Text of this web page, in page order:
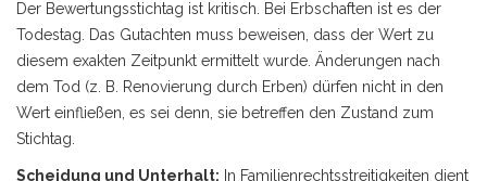
Der Bewertungsstichtag ist kritisch. Bei Erbschaften ist es der
Todestag. Das Gutachten muss beweisen, dass der Wert zu
diesem exakten Zeitpunkt ermittelt wurde. Änderungen nach
dem Tod (z. B. Renovierung durch Erben) dürfen nicht in den
Wert einfließen, es sei denn, sie betreffen den Zustand zum
Stichtag.
Scheidung und Unterhalt: In Familienrechtsstreitigkeiten dient